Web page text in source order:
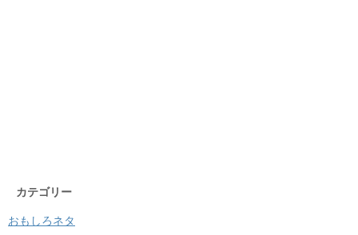
カテゴリー
おもしろネタ